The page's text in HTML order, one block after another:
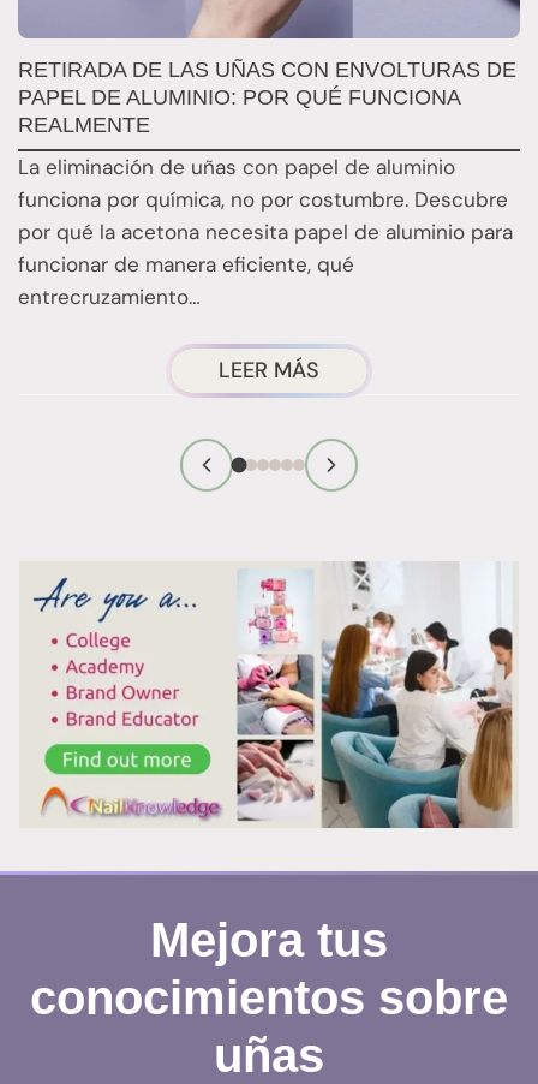
RETIRADA DE LAS UÑAS CON ENVOLTURAS DE
PAPEL DE ALUMINIO: POR QUÉ FUNCIONA
REALMENTE
La eliminación de uñas con papel de aluminio
funciona por química, no por costumbre. Descubre
por qué la acetona necesita papel de aluminio para
funcionar de manera eficiente, qué
entrecruzamiento…
LEER MÁS ACERCA
DE
LA
TÉCNICA
ESMALTE
CON
ENVOLTURAS
DE
PAPEL
DE
ALUMINIO:
FUNCIONA
REALMENTE
Mejora tus
conocimientos sobre
uñas